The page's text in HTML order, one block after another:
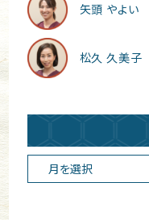
矢頭 やよい
松久 久美子